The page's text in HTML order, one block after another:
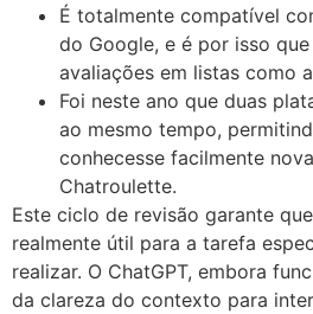
É totalmente compatível
do Google, e é por isso
avaliações em listas como
Foi neste ano que duas
ao mesmo tempo,
conhecesse facilmente
Chatroulette.
Este ciclo de revisão garante
realmente útil para a tarefa
realizar. O ChatGPT, embora
da clareza do contexto para